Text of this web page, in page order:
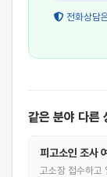
전화상담
같은 분야 다른
피고소인 조사
고소장 접수하고